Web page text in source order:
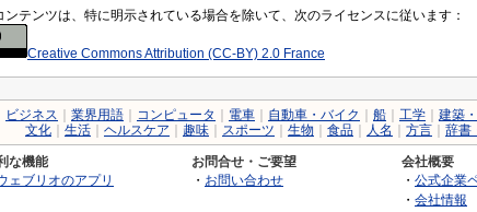
ンテンツは、特に明示されている場合を除いて、次のライセンスに従います：
Creative Commons Attribution (CC-BY) 2.0 France
ビジネス 業界用語 コンピュータ 電車 自動車・バイク 船 工学 建築
文化
生活 ヘルスケア 趣味 スポーツ 生物 食品 人名 方言 辞書
な機能
ェブリオのアプリ
お問合せ・ご要望
・ お問い合わせ
会社概要
・ 公式企業
・ 会社情報